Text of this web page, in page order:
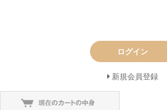
ログイン
新規会員登録